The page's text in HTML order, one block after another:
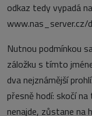
odkaz tedy vypadá
Nutnou podmínkou
záložku s tímto
dva nejznámější
přesně hodí: skočí
nenajde, zůstane na